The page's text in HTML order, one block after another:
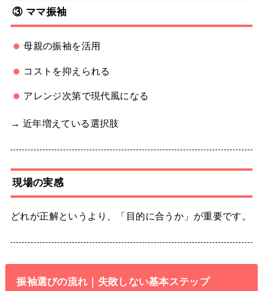
③ ママ振袖
母親の振袖を活用
コストを抑えられる
アレンジ次第で現代風になる
→ 近年増えている選択肢
現場の実感
どれが正解というより、「目的に合うか」が重要です。
振袖選びの流れ｜失敗しない基本ステップ